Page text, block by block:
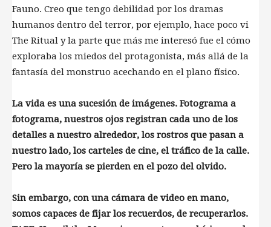
Fauno. Creo que tengo debilidad por los dramas
humanos dentro del terror, por ejemplo, hace poco vi
The Ritual y la parte que más me interesó fue el cómo
exploraba los miedos del protagonista, más allá de la
fantasía del monstruo acechando en el plano físico.
La vida es una sucesión de imágenes. Fotograma a
fotograma, nuestros ojos registran cada uno de los
detalles a nuestro alrededor, los rostros que pasan a
nuestro lado, los carteles de cine, el tráfico de la calle.
Pero la mayoría se pierden en el pozo del olvido.
Sin embargo, con una cámara de video en mano,
somos capaces de fijar los recuerdos, de recuperarlos.